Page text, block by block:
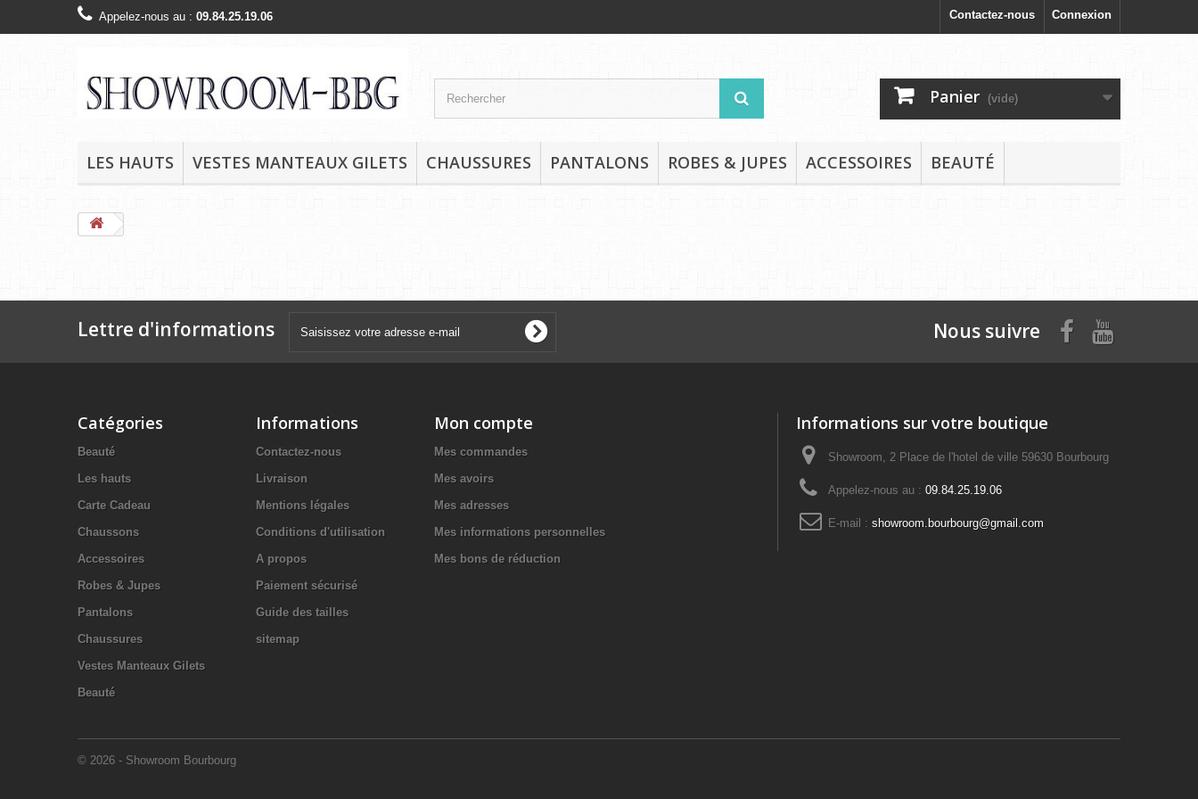
Connexion
Contactez-nous
Appelez-nous au : 09.84.25.19.06
Panier (vide)
LES HAUTS VESTES MANTEAUX GILETS CHAUSSURES PANTALONS ROBES & JUPES ACCESSOIRES BEAUTÉ
Lettre d'informations Nous suivre
Catégories
Beauté
Les hauts
Carte Cadeau
Chaussons
Accessoires
Robes & Jupes
Pantalons
Chaussures
Vestes Manteaux Gilets
Beauté
Informations
Contactez-nous
Livraison
Mentions légales
Conditions d'utilisation
A propos
Paiement sécurisé
Guide des tailles
sitemap
© 2026 - Showroom Bourbourg
Mon compte
Mes commandes
Mes avoirs
Mes adresses
Mes informations personnelles
Mes bons de réduction
Informations sur votre boutique
Showroom, 2 Place de l'hotel de ville 59630 Bourbourg
Appelez-nous au : 09.84.25.19.06
E-mail : showroom.bourbourg@gmail.com